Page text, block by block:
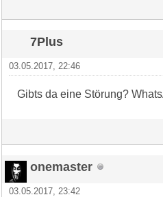
7Plus
03.05.2017, 22:46
Gibts da eine Störung?
onemaster
03.05.2017, 23:42